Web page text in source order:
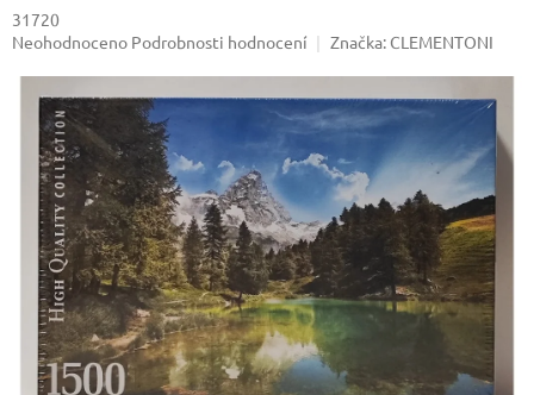
31720
Průměrné
hvězdiček.
Neohodnoceno Podrobnosti hodnocení Značka: CLEMENTONI